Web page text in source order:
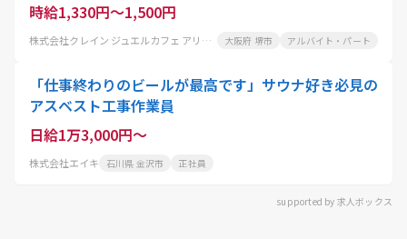
時給1,330円～1,500円
株式会社クレイン ジュエルカフェ アリオ鳳店 大阪府 堺市 アルバイト・パート
「仕事終わりのビールが最高です」サウナ好き必見の
アスベスト工事作業員
日給1万3,000円～
株式会社エイキ 石川県 金沢市 正社員
supported by 求人ボックス